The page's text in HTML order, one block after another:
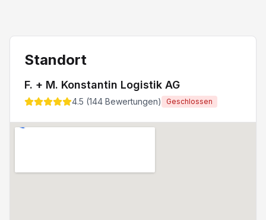
Standort
F. + M. Konstantin Logistik AG
4.5 (144 Bewertungen) Geschlossen